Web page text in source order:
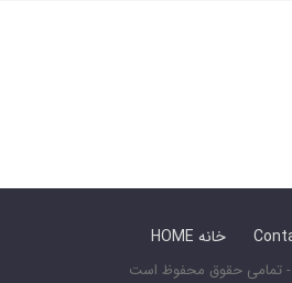
HOME خانه